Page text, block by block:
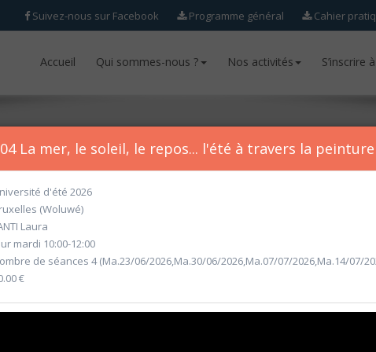
Suivez-nous sur Facebook Programme général Cahier
Accueil Qui sommes-nous ? Nos activités S’inscrire
Accueil Qui sommes-nous ? Nos activités S’inscrire
l'année académique 2026-2027 seront ouvertes
La mer, le soleil, le repos... l'été à travers la peinture
d'été 2026
(Woluwé)
Laura
mardi 10:00-12:00
de séances 4 (Ma.23/06/2026,Ma.30/06/2026,Ma.07/07/2026,Ma.14/07/
€